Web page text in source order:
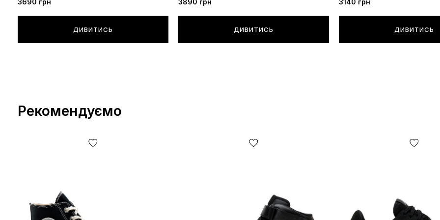
3690 грн
ДИВИТИСЬ
3890 грн
ДИВИТИСЬ
3140 грн
ДИВИТИСЬ
Рекомендуємо